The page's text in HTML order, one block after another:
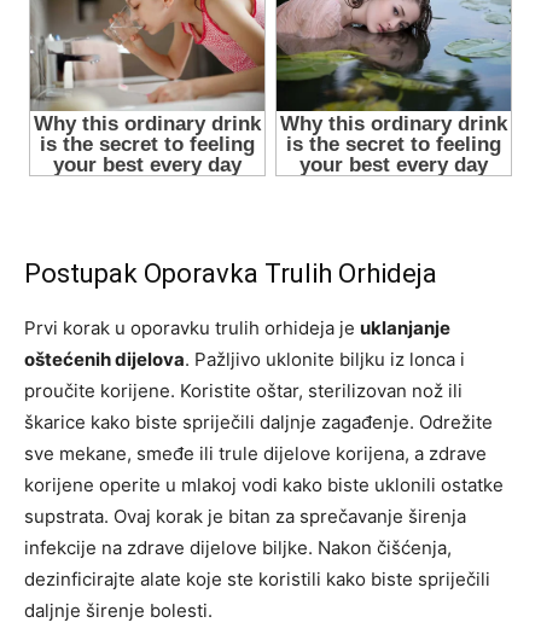
Postupak Oporavka Trulih Orhideja
Prvi korak u oporavku trulih orhideja je uklanjanje
oštećenih dijelova. Pažljivo uklonite biljku iz lonca i
proučite korijene. Koristite oštar, sterilizovan nož ili
škarice kako biste spriječili daljnje zagađenje. Odrežite
sve mekane, smeđe ili trule dijelove korijena, a zdrave
korijene operite u mlakoj vodi kako biste uklonili ostatke
supstrata. Ovaj korak je bitan za sprečavanje širenja
infekcije na zdrave dijelove biljke. Nakon čišćenja,
dezinficirajte alate koje ste koristili kako biste spriječili
daljnje širenje bolesti.